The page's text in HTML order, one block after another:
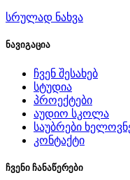
სრულად ნახვა
ნავიგაცია
ჩვენ შესახებ
სტუდია
პროექტები
აუდიო სკოლა
საუბრები
კონტაქტი
ჩვენი ჩანაწერები